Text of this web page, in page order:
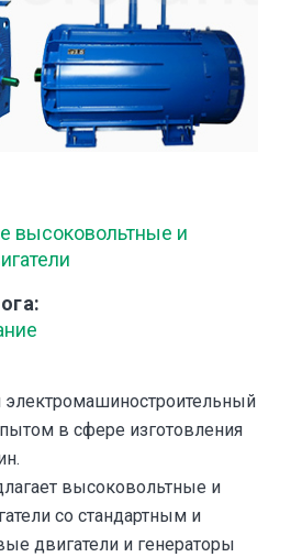
высоковольтные и
электромашиностроительный
в сфере изготовления
высоковольтные и
со стандартным и
двигатели и генераторы